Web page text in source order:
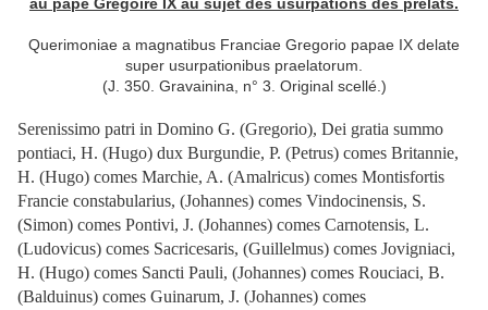
Querimoniae a magnatibus Franciae Gregorio papae IX delate
super usurpationibus praelatorum.
(J. 350. Gravainina, n° 3. Original scellé.)
Serenissimo patri in Domino G. (Gregorio), Dei gratia summo
pontiaci, H. (Hugo) dux Burgundie, P. (Petrus) comes Britannie,
H. (Hugo) comes Marchie, A. (Amalricus) comes Montisfortis
Francie constabularius, (Johannes) comes Vindocinensis, S.
(Simon) comes Pontivi, J. (Johannes) comes Carnotensis, L.
(Ludovicus) comes Sacricesaris, (Guillelmus) comes Jovigniaci,
H. (Hugo) comes Sancti Pauli, (Johannes) comes Rouciaci, B.
(Balduinus) comes Guinarum, J. (Johannes) comes